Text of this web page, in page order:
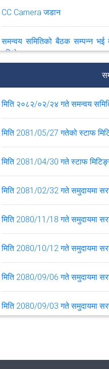
CC Camera जडान
समन्वय समितिको बैठक सम्पन्न भई
गरियो ।
मिति २०८२/०२/२४ गते समन्वय
मिति 2081/05/27 गतेको स्टाफ
मिति 2081/04/30 गते स्टाफ
मिति 2081/02/32 गते समुदायमा
मिति 2080/11/18 गते समुदायमा
मिति 2080/10/12 गते समुदायमा
मिति 2080/09/06 गते समुदायमा
मिति 2080/09/03 गते समुदायमा
मिति 2080/02/31 गते